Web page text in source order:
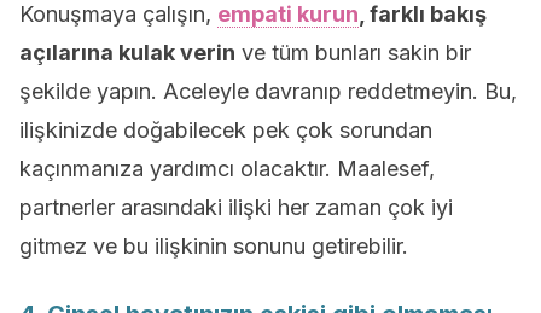
Konuşmaya çalışın, empati kurun , farklı bakış
açılarına kulak verin ve tüm bunları sakin bir
şekilde yapın. Aceleyle davranıp reddetmeyin. Bu,
ilişkinizde doğabilecek pek çok sorundan
kaçınmanıza yardımcı olacaktır. Maalesef,
partnerler arasındaki ilişki her zaman çok iyi
gitmez ve bu ilişkinin sonunu getirebilir.